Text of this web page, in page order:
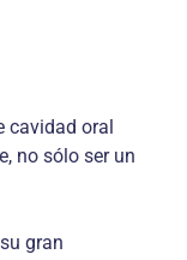
cavidad oral
no sólo ser un
gran